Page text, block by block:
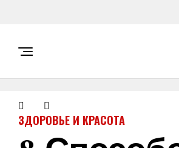
ЗДОРОВЬЕ И КРАСОТА